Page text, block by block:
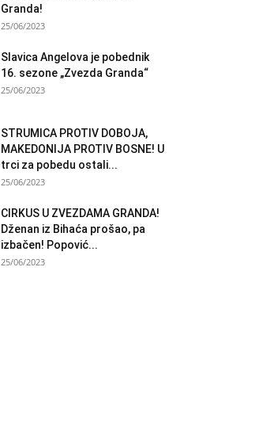
Granda!
25/06/2023
Slavica Angelova je pobednik
16. sezone „Zvezda Granda“
25/06/2023
STRUMICA PROTIV DOBOJA,
MAKEDONIJA PROTIV BOSNE! U
trci za pobedu ostali...
25/06/2023
CIRKUS U ZVEZDAMA GRANDA!
Dženan iz Bihaća prošao, pa
izbačen! Popović...
25/06/2023